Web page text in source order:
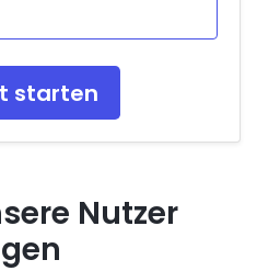
starten
Nutzer